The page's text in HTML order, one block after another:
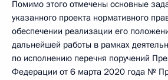
Помимо этого отмечены основные
указанного проекта нормативного
обеспечении реализации его
дальнейшей работы в рамках
по исполнению перечня поручений
Федерации от 6 марта 2020 года №